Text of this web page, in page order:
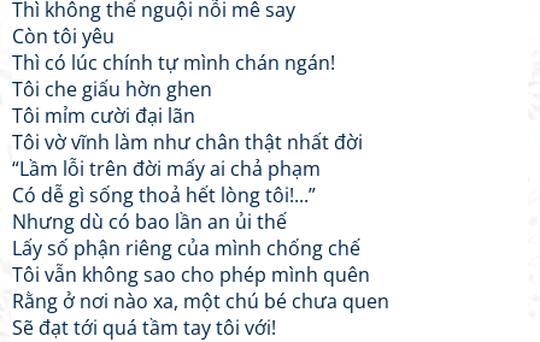
Thì không thể nguội nỗi mê say
Còn tôi yêu
Thì có lúc chính tự mình chán ngán!
Tôi che giấu hờn ghen
Tôi mỉm cười đại lãn
Tôi vờ vĩnh làm như chân thật nhất đời
“Lầm lỗi trên đời mấy ai chả phạm
Có dễ gì sống thoả hết lòng tôi!...”
Nhưng dù có bao lần an ủi thế
Lấy số phận riêng của mình chống chế
Tôi vẫn không sao cho phép mình quên
Rằng ở nơi nào xa, một chú bé chưa quen
Sẽ đạt tới quá tầm tay tôi với!